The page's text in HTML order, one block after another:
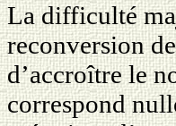
La difficulté
reconversion
d’accroître le
correspond